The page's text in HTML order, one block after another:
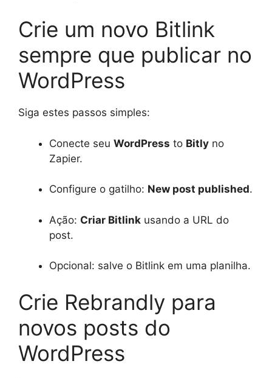
Crie um novo Bitlink
sempre que publicar no
WordPress
Siga estes passos simples:
Conecte seu WordPress to Bitly no
Zapier.
Configure o gatilho: New post published.
Ação: Criar Bitlink usando a URL do
post.
Opcional: salve o Bitlink em uma planilha.
Crie Rebrandly para
novos posts do
WordPress